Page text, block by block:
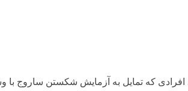
که تمایل به آزمایش شکستن ساروج با